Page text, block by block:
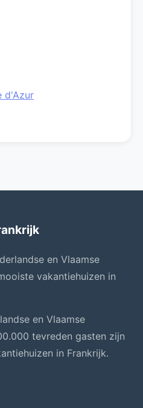
d'Azur
en Vlaamse
vakantiehuizen in
en Vlaamse
tevreden gasten zijn
in Frankrijk.